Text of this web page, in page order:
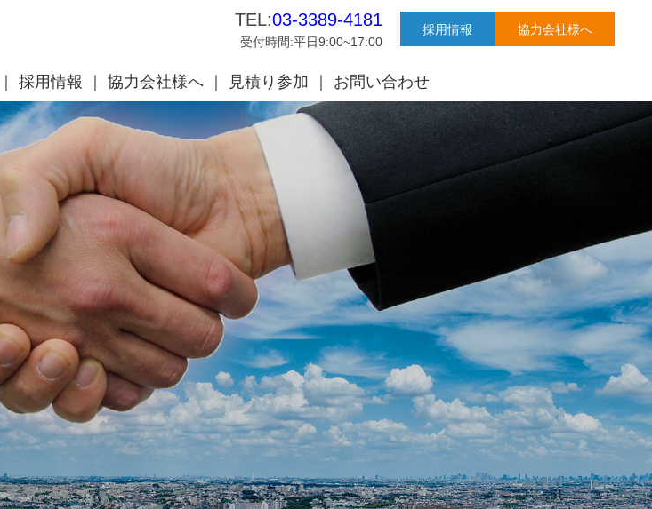
TEL:03-3389-4181
受付時間:平日9:00~17:00
採用情報 協力会社様へ
採用情報 協力会社様へ 見積り参加 お問い合わせ